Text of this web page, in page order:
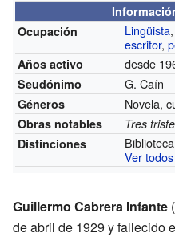
Ocupación
Lingüista
escritor,
Años activo desde
Seudónimo G. Caín
Géneros Novela,
Obras notables
Tres
Distinciones
Ver todos
Guillermo Cabrera Infante
de abril de 1929 y fallecido